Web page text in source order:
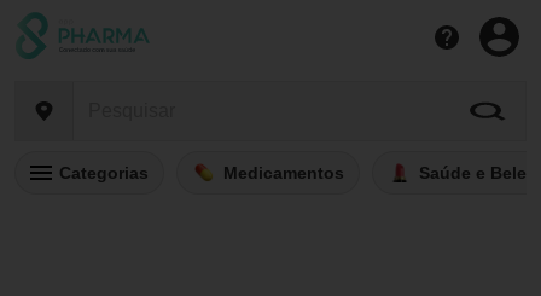
Categorias Medicamentos Saúde e